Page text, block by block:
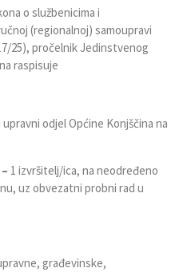
o službenicima i
(regionalnoj) samoupravi
25), pročelnik Jedinstvenog
raspisuje
odjel Općine Konjščina na
1 izvršitelj/ica, na neodređeno
uz obvezatni probni rad u
građevinske,